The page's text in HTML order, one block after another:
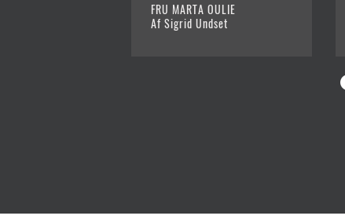
FRU MARTA OULIE
Af Sigrid Undset